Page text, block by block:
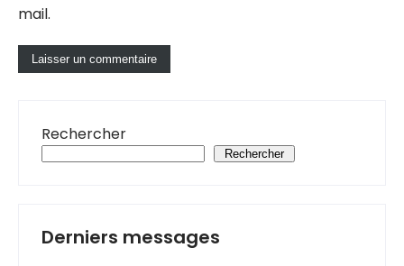
mail.
Rechercher
Rechercher
Derniers messages